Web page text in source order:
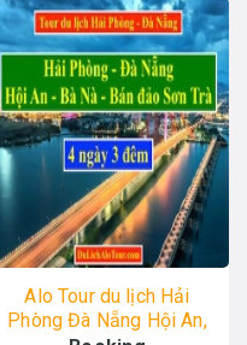
Alo Tour du lịch Hải
Phòng Đà Nẵng Hội An,